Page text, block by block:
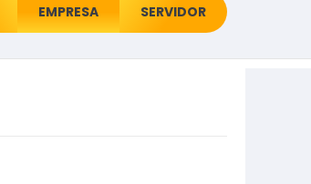
EMPRESA SERVIDOR